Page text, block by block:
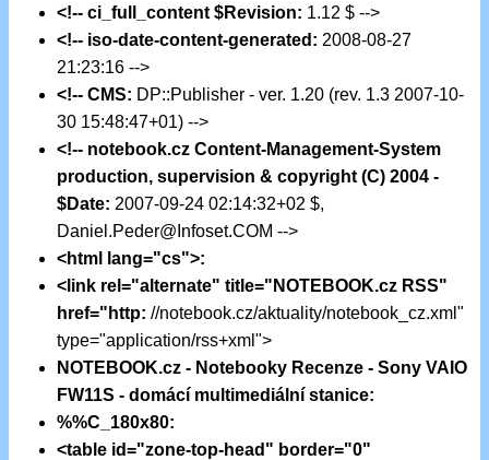
<!-- ci_full_content $Revision: 1.12 $ -->
<!-- iso-date-content-generated: 2008-08-27
21:23:16 -->
<!-- CMS: DP::Publisher - ver. 1.20 (rev. 1.3 2007-10-
30 15:48:47+01) -->
<!-- notebook.cz Content-Management-System
production, supervision & copyright (C) 2004 -
$Date: 2007-09-24 02:14:32+02 $,
Daniel.Peder@Infoset.COM -->
<html lang="cs">:
<link rel="alternate" title="NOTEBOOK.cz RSS"
href="http://notebook.cz/aktuality/notebook_cz.xml"
type="application/rss+xml">
NOTEBOOK.cz - Notebooky Recenze - Sony VAIO
FW11S - domácí multimediální stanice:
%%C_180x80:
<table id="zone-top-head" border="0"